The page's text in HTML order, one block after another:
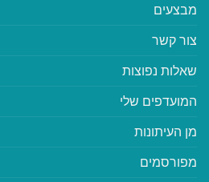
מבצעים
צור קשר
שאלות נפוצות
המועדפים שלי
מן העיתונות
מפורסמים